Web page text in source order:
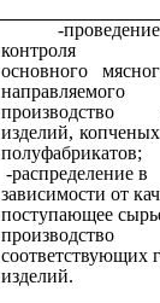
-проведение
контроля
основного
производство
изделий,
полуфабрикатов;
-распределение в
зависимости от
поступающее
производство
соответствующих
изделий.